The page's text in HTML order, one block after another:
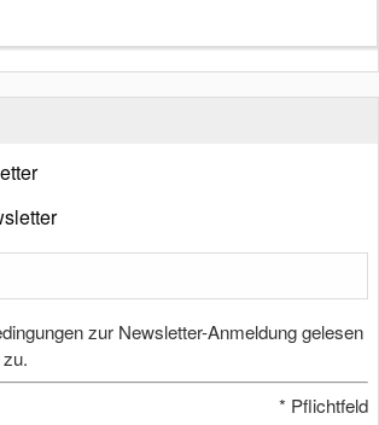
zur Newsletter-Anmeldung gelesen
* Pflichtfeld